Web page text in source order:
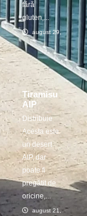
fără
gluten,...
august 29, 2025
Tiramisu
AIP
Distribuie
Acesta este
un desert
AIP, dar
poate fi
pregătit de
oricine,...
august 21, 2025